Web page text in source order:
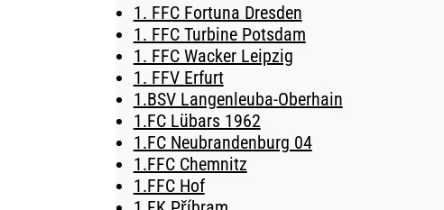
1. FFC Fortuna Dresden
1. FFC Turbine Potsdam
1. FFC Wacker Leipzig
1. FFV Erfurt
1.BSV Langenleuba-Oberhain
1.FC Lübars 1962
1.FC Neubrandenburg 04
1.FFC Chemnitz
1.FFC Hof